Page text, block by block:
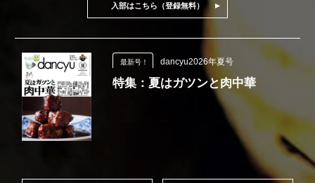
入部はこちら（登録無料）
最新号！ dancyu2026年夏号
特集：夏はガツンと肉中華